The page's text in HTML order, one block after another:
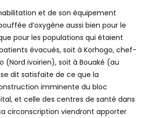
et de son équipement
d’oxygène aussi bien pour le
pour les populations qui étaient
évacués, soit à Korhogo, chef-
(Nord ivoirien), soit à Bouaké (au
dit satisfaite de ce que la
imminente du bloc
et celle des centres de santé dans
circonscription viendront apporter